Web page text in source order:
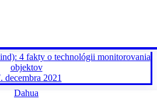
4 fakty o technológii monitorovania
objektov
decembra 2021
Dahua